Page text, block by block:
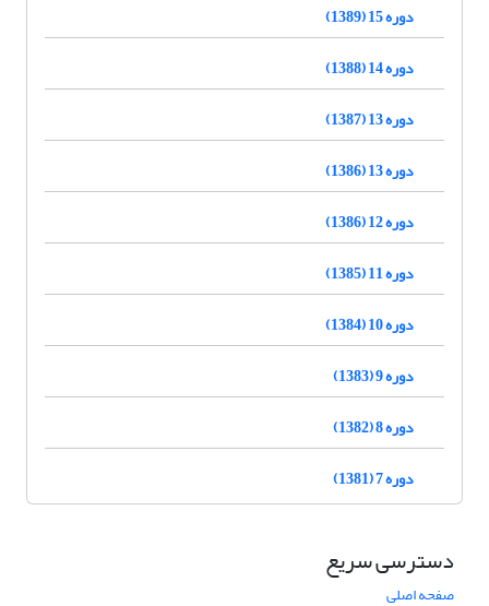
دوره 15 (1389)
دوره 14 (1388)
دوره 13 (1387)
دوره 13 (1386)
دوره 12 (1386)
دوره 11 (1385)
دوره 10 (1384)
دوره 9 (1383)
دوره 8 (1382)
دوره 7 (1381)
دسترسی سریع
صفحه اصلی